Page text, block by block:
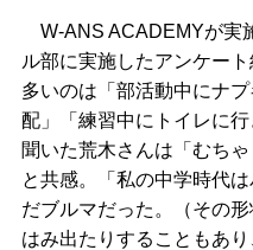
W-ANS ACADEMYが実
ル部に実施したアンケー
多いのは「部活動中にナ
配」「練習中にトイレに
聞いた荒木さんは「むち
と共感。「私の中学時代
だブルマだった。（その
はみ出たりすることもあ